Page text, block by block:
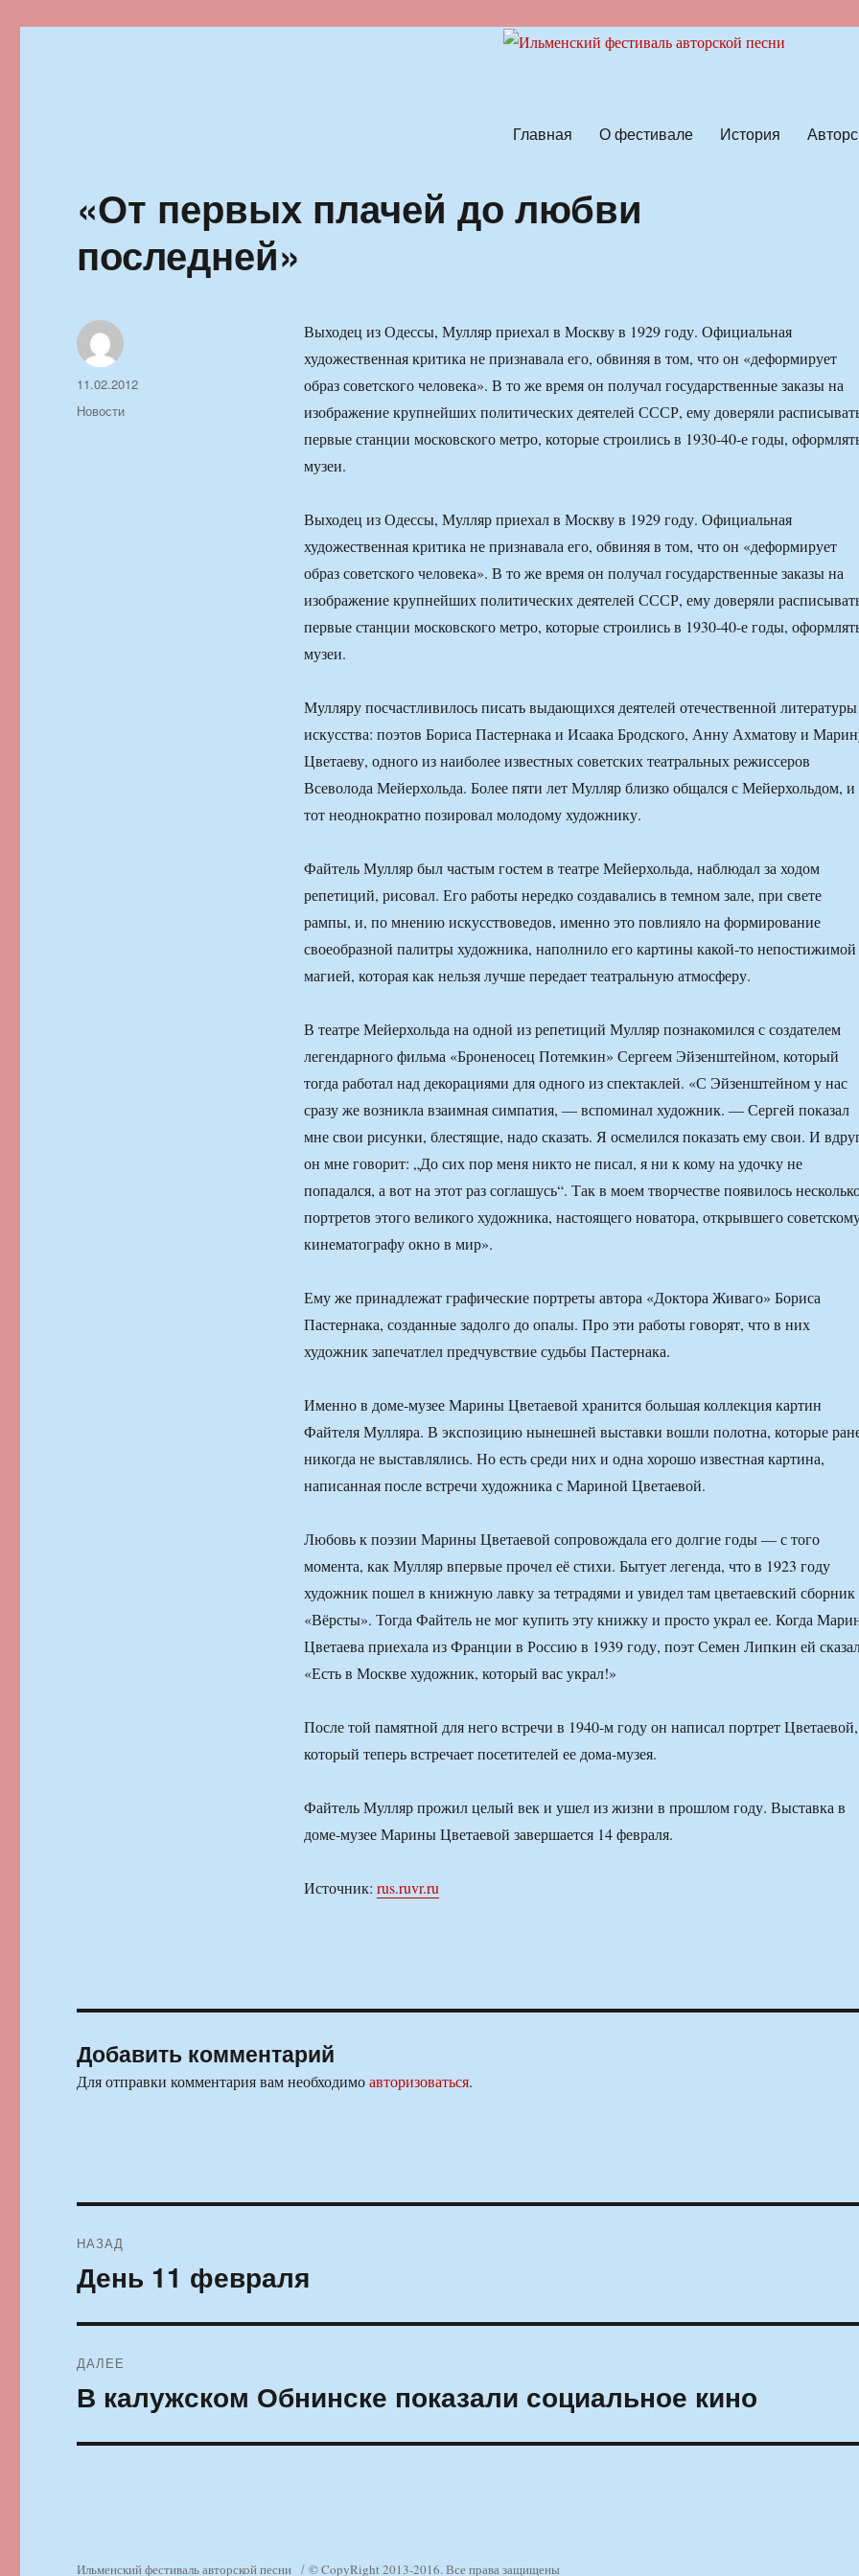
Главная О фестивале История
«От первых плачей до любви
последней»
Выходец из Одессы, Мулляр приехал в Москву в 1929 году. Официальная
художественная критика не признавала его, обвиняя в том, что он «деформирует
образ советского человека». В то же время он получал государственные заказы на
изображение крупнейших политических деятелей СССР, ему доверяли
первые станции московского метро, которые строились в 1930-40-е годы,
музеи.
Выходец из Одессы, Мулляр приехал в Москву в 1929 году. Официальная
художественная критика не признавала его, обвиняя в том, что он «деформирует
образ советского человека». В то же время он получал государственные заказы на
изображение крупнейших политических деятелей СССР, ему доверяли
первые станции московского метро, которые строились в 1930-40-е годы,
музеи.
Мулляру посчастливилось писать выдающихся деятелей отечественной
искусства: поэтов Бориса Пастернака и Исаака Бродского, Анну Ахматову и
Цветаеву, одного из наиболее известных советских театральных режиссеров
Всеволода Мейерхольда. Более пяти лет Мулляр близко общался с Мейерхольдом, и
тот неоднократно позировал молодому художнику.
Файтель Мулляр был частым гостем в театре Мейерхольда, наблюдал за ходом
репетиций, рисовал. Его работы нередко создавались в темном зале, при свете
рампы, и, по мнению искусствоведов, именно это повлияло на формирование
своеобразной палитры художника, наполнило его картины какой-то непостижимой
магией, которая как нельзя лучше передает театральную атмосферу.
В театре Мейерхольда на одной из репетиций Мулляр познакомился с создателем
легендарного фильма «Броненосец Потемкин» Сергеем Эйзенштейном, который
тогда работал над декорациями для одного из спектаклей. «С Эйзенштейном у нас
сразу же возникла взаимная симпатия, — вспоминал художник. — Сергей показал
мне свои рисунки, блестящие, надо сказать. Я осмелился показать ему свои. И
он мне говорит: „До сих пор меня никто не писал, я ни к кому на удочку не
попадался, а вот на этот раз соглашусь“. Так в моем творчестве появилось
портретов этого великого художника, настоящего новатора, открывшего
кинематографу окно в мир».
Ему же принадлежат графические портреты автора «Доктора Живаго» Бориса
Пастернака, созданные задолго до опалы. Про эти работы говорят, что в них
художник запечатлел предчувствие судьбы Пастернака.
Именно в доме-музее Марины Цветаевой хранится большая коллекция картин
Файтеля Мулляра. В экспозицию нынешней выставки вошли полотна, которые
никогда не выставлялись. Но есть среди них и одна хорошо известная картина,
написанная после встречи художника с Мариной Цветаевой.
Любовь к поэзии Марины Цветаевой сопровождала его долгие годы — с того
момента, как Мулляр впервые прочел её стихи. Бытует легенда, что в 1923 году
художник пошел в книжную лавку за тетрадями и увидел там цветаевский сборник
«Вёрсты». Тогда Файтель не мог купить эту книжку и просто украл ее. Когда
Цветаева приехала из Франции в Россию в 1939 году, поэт Семен Липкин ей
«Есть в Москве художник, который вас украл!»
После той памятной для него встречи в 1940-м году он написал портрет Цветаевой,
который теперь встречает посетителей ее дома-музея.
Файтель Мулляр прожил целый век и ушел из жизни в прошлом году. Выставка в
доме-музее Марины Цветаевой завершается 14 февраля.
Источник: rus.ruvr.ru
Автор
Опубликовано
11.02.2012
Рубрики
Новости
Добавить комментарий
Для отправки комментария вам необходимоавторизоваться.
по
НАЗАД
Предыдущая
запись:
День 11 февраля
ДАЛЕЕ
Следующая
В калужском Обнинске показали социальное кино
Ильменский фестиваль авторской песни © CopyRight 2013-2016. Все права защищены